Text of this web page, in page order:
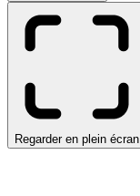
Regarder en plein écran